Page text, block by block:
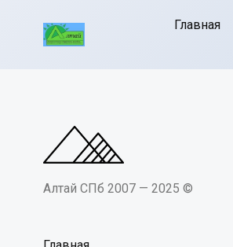
Главная
Алтай СПб 2007 — 2025 ©